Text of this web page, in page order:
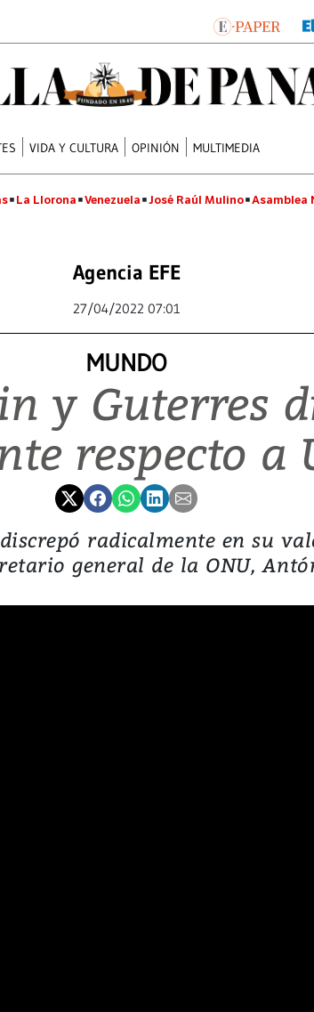
VIDA Y CULTURA OPINIÓN MULTIMEDIA
La Llorona Venezuela José Raúl Mulino Asamblea
Agencia EFE
27/04/2022 07:01
MUNDO
y Guterres
respecto a
radicalmente en su
general de la ONU,